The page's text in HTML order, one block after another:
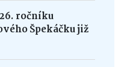
ročníku
Špekáčku již